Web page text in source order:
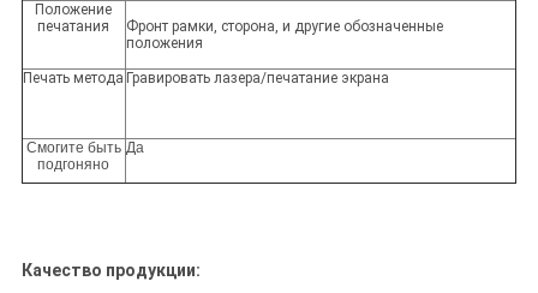
Положение
печатания
Фронт рамки, сторона, и другие обозначенные
положения
Печать метода Гравировать лазера/печатание экрана
Смогите быть
подгоняно
Да
Качество продукции: